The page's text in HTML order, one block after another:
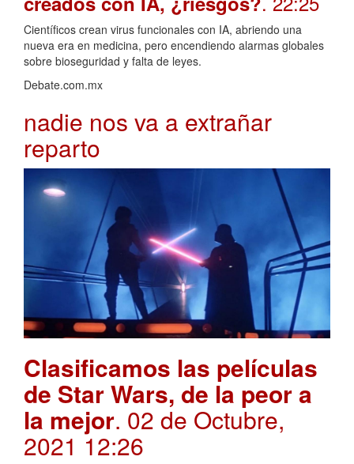
Científicos crean virus funcionales con IA, abriendo una
nueva era en medicina, pero encendiendo alarmas globales
sobre bioseguridad y falta de leyes.
Debate.com.mx
nadie nos va a extrañar
reparto
Clasificamos las películas
de Star Wars, de la peor a
la mejor. 02 de Octubre,
2021 12:26